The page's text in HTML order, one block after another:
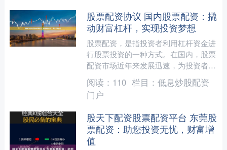
股票配资协议 国内股票配资：撬
动财富杠杆，实现投资梦想
股票配资，是指投资者利用杠杆资金进
行股票投资的一种方式。在国内，股票
配资市场近年来发展迅速，为投资者提
供了撬动财富杠杆、实现投资梦想的机
会。 选择受正规监管机构....
阅读： 110 栏目： 低息炒股配资
门户
股天下配资股票配资平台 东莞股
票配资：助您投资无忧，财富增
值